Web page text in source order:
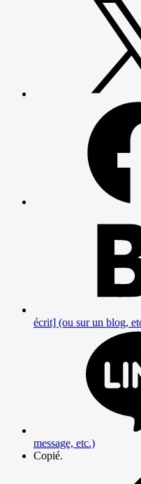
écrit] (ou sur un blog,
message, etc.)
Copié.